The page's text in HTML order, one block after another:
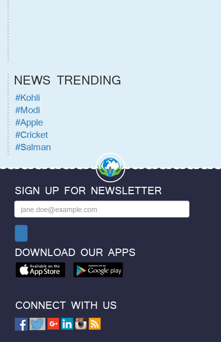
NEWS TRENDING
#Kohli
#Modi
#Apple
#Cricket
#Salman
SIGN UP FOR NEWSLETTER
DOWNLOAD OUR APPS
CONNECT WITH US